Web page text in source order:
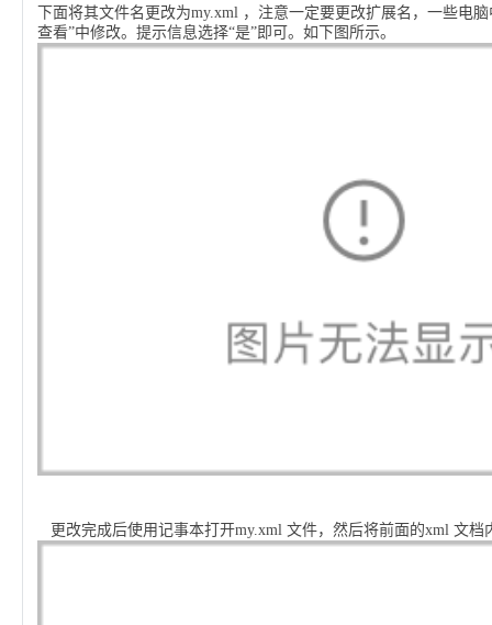
下面将其文件名更改为my.xml ，注意一定要更改扩展名，一些电
查看”中修改。提示信息选择“是”即可。如下图所示。
更改完成后使用记事本打开my.xml 文件，然后将前面的xml 文档